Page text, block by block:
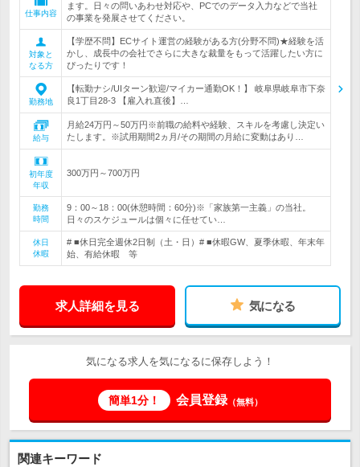
仕事内容
ます。日々の問いあわせ対応や、PCでのデータ入力などで当社
の事業を発展させてください。
対象と
なる方
【学歴不問】ECサイト運営の経験がある方(分野不問)★経験を活
かし、成長中の会社でさらに大きな裁量をもって活躍したい方に
ぴったりです！
勤務地
【転勤ナシ/UIターン歓迎/マイカー通勤OK！】 岐阜県岐阜市下奈
良1丁目28-3 【雇入れ直後】…
給与
月給24万円～50万円※前職の給料や経験、スキルを考慮し決定い
たします。※試用期間2ヵ月/その期間の月給に変動はあり…
初年度
年収
300万円～700万円
勤務
時間
9：00～18：00(休憩時間：60分)※「家族第一主義」の当社。
日々のスケジュールは個々に任せてい…
休日
休暇
# ■休日完全週休2日制（土・日）# ■休暇GW、夏季休暇、年末年
始、有給休暇 等
求人詳細を見る 気になる
気になる求人を気になるに保存しよう！
簡単1分！ 会員登録（無料）
関連キーワード